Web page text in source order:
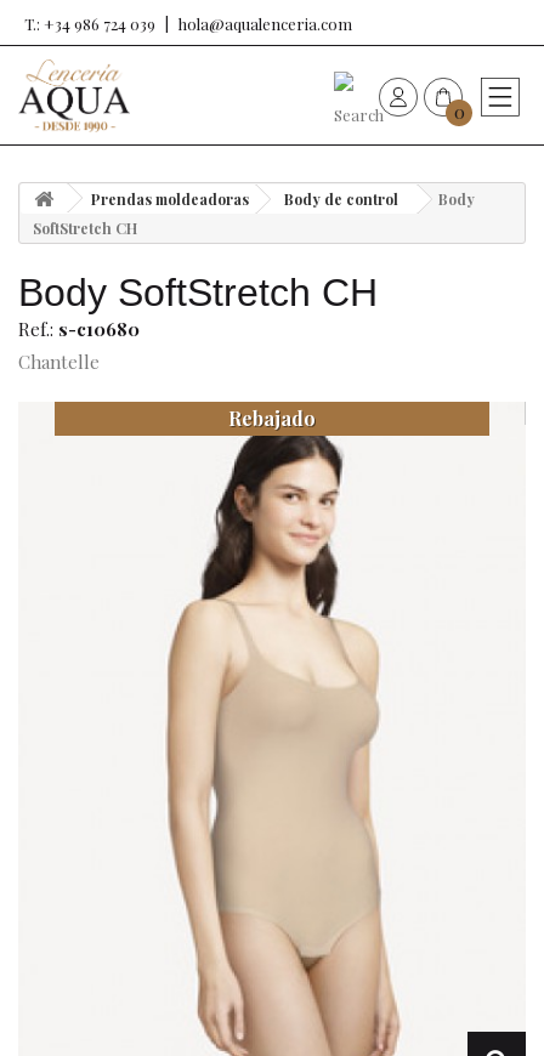
T.: +34 986 724 039 hola@aqualenceria.com
0
Sujetadores
Baño de mujer
Ropa y complementos
Lencería
Prendas moldeadoras
Hombre
Ortopedia
Outlet
Prendas moldeadoras Body de control
Body
SoftStretch CH
Body SoftStretch CH
Ref.: s-c10680
Chantelle
Rebajado